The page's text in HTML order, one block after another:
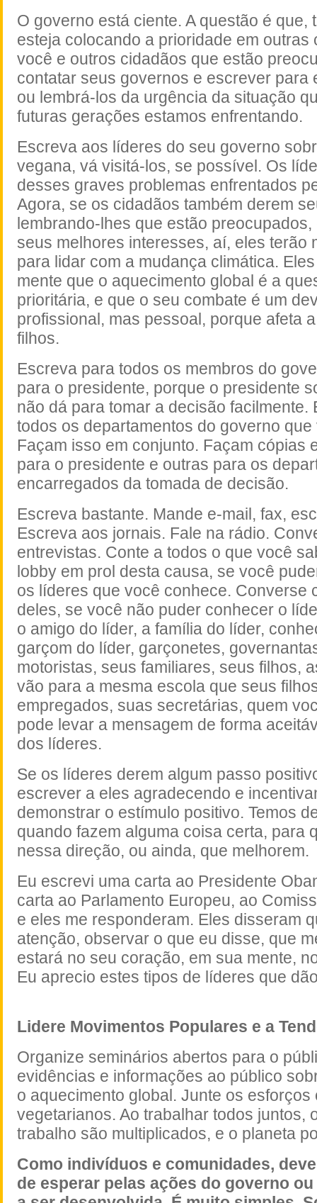
O governo está ciente. A questão é que,
esteja colocando a prioridade em outras
você e outros cidadãos que estão
contatar seus governos e escrever para
ou lembrá-los da urgência da situação
futuras gerações estamos enfrentando.
Escreva aos líderes do seu governo
vegana, vá visitá-los, se possível. Os
desses graves problemas enfrentados
Agora, se os cidadãos também derem
lembrando-lhes que estão
seus melhores interesses, aí, eles terão
para lidar com a mudança climática.
mente que o aquecimento global é a
prioritária, e que o seu combate é um
profissional, mas pessoal, porque afeta
filhos.
Escreva para todos os membros do
para o presidente, porque o presidente
não dá para tomar a decisão facilmente.
todos os departamentos do governo que
Façam isso em conjunto. Façam cópias
para o presidente e outras para os
encarregados da tomada de decisão.
Escreva bastante. Mande e-mail, fax,
Escreva aos jornais. Fale na rádio.
entrevistas. Conte a todos o que você
lobby em prol desta causa, se você
os líderes que você conhece. Converse
deles, se você não puder conhecer o
o amigo do líder, a família do líder,
garçom do líder, garçonetes,
motoristas, seus familiares, seus filhos,
vão para a mesma escola que seus
empregados, suas secretárias, quem
pode levar a mensagem de forma
dos líderes.
Se os líderes derem algum passo
escrever a eles agradecendo e
demonstrar o estímulo positivo. Temos
quando fazem alguma coisa certa, para
nessa direção, ou ainda, que melhorem.
Eu escrevi uma carta ao Presidente
carta ao Parlamento Europeu, ao
e eles me responderam. Eles disseram
atenção, observar o que eu disse, que
estará no seu coração, em sua mente,
Eu aprecio estes tipos de líderes que
Lidere Movimentos Populares e a
Organize seminários abertos para o
evidências e informações ao público
o aquecimento global. Junte os esforços
vegetarianos. Ao trabalhar todos juntos,
trabalho são multiplicados, e o planeta
Como indivíduos e comunidades,
de esperar pelas ações do governo